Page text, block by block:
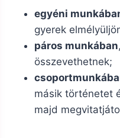
egyéni
gyerek
páros munkában
összevethetnek;
másik történetet
majd